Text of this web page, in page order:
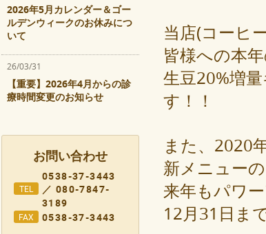
当店(コーヒ
皆様への本
生豆20%増
す！！
また、2020
新メニュー
来年もパワ
12月31日ま
2026年5月カレンダー＆ゴー
ルデンウィークのお休みにつ
いて
26/03/31
【重要】2026年4月からの診
療時間変更のお知らせ
お問い合わせ
TEL
0538-37-3443
／ 080-7847-
3189
FAX 0538-37-3443